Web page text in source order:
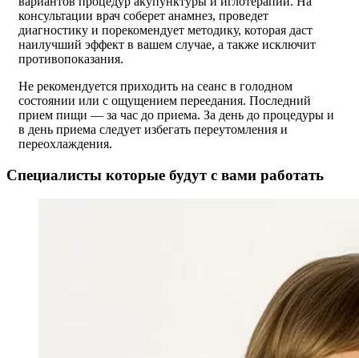
консультации врач соберет анамнез, проведет
диагностику и порекомендует методику, которая даст
наилучший эффект в вашем случае, а также исключит
противопоказания.
Не рекомендуется приходить на сеанс в голодном
состоянии или с ощущением переедания. Последний
прием пищи — за час до приема. За день до процедуры и
в день приема следует избегать переутомления и
переохлаждения.
Специалисты которые будут с вами работать